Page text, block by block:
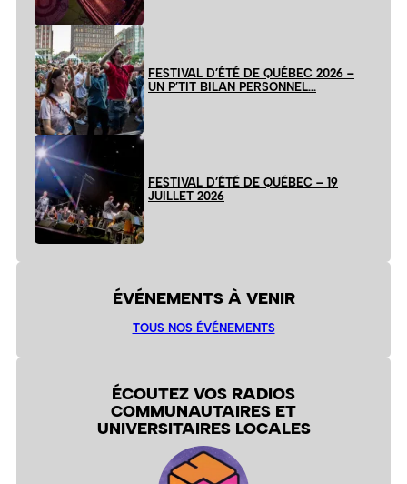
FESTIVAL D’ÉTÉ DE QUÉBEC 2026 –
UN P’TIT BILAN PERSONNEL…
FESTIVAL D’ÉTÉ DE QUÉBEC – 19
JUILLET 2026
ÉVÉNEMENTS À VENIR
TOUS NOS ÉVÉNEMENTS
ÉCOUTEZ VOS RADIOS
COMMUNAUTAIRES ET
UNIVERSITAIRES LOCALES